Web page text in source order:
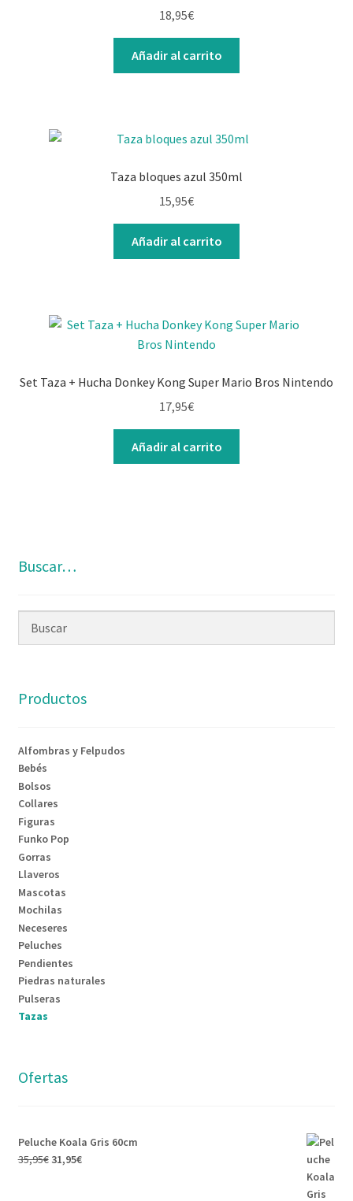
18,95€
Añadir al carrito
Taza bloques azul 350ml
15,95€
Añadir al carrito
Set Taza + Hucha Donkey Kong Super Mario Bros Nintendo
17,95€
Añadir al carrito
Buscar…
Productos
Alfombras y Felpudos
Bebés
Bolsos
Collares
Figuras
Funko Pop
Gorras
Llaveros
Mascotas
Mochilas
Neceseres
Peluches
Pendientes
Piedras naturales
Pulseras
Tazas
Ofertas
Peluche Koala Gris 60cm
35,95€El
31,95€El